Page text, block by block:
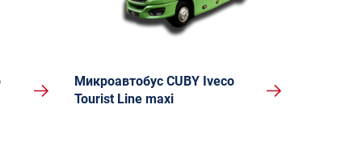
Микроавтобус CUBY Iveco
Tourist Line maxi